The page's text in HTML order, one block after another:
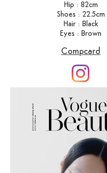
Hip : 82cm
Shoes : 22.5cm
Hair : Black
Eyes : Brown
Compcard